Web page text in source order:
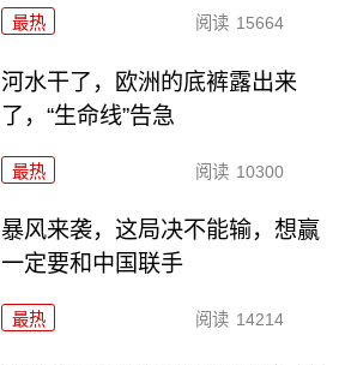
最热 阅读 15664
河水干了，欧洲的底裤露出来
了，“生命线”告急
最热 阅读 10300
暴风来袭，这局决不能输，想赢
一定要和中国联手
最热 阅读 14214